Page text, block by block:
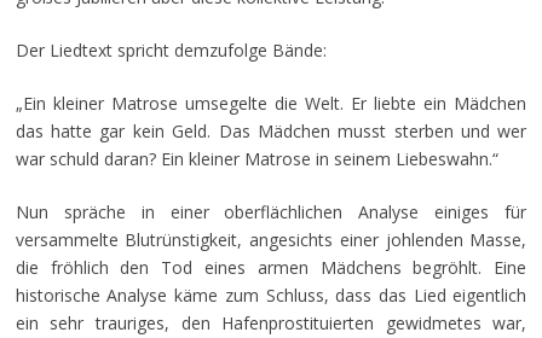
Der Liedtext spricht demzufolge Bände:
„Ein kleiner Matrose umsegelte die Welt. Er liebte ein Mädchen
das hatte gar kein Geld. Das Mädchen musst sterben und wer
war schuld daran? Ein kleiner Matrose in seinem Liebeswahn.“
Nun spräche in einer oberflächlichen Analyse einiges für
versammelte Blutrünstigkeit, angesichts einer johlenden Masse,
die fröhlich den Tod eines armen Mädchens begröhlt. Eine
historische Analyse käme zum Schluss, dass das Lied eigentlich
ein sehr trauriges, den Hafenprostituierten gewidmetes war,